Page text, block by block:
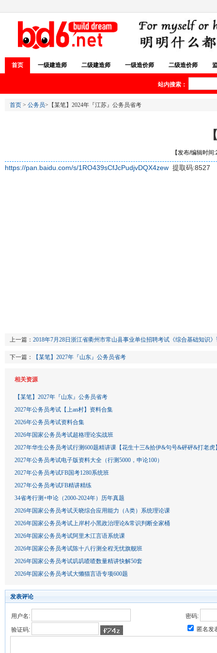
首页 一级建造师 二级建造师 一级造价师 二级造价师
站内搜索：
首页 > 公务员>【某笔】2024年『江苏』公务员省考
【发布/编辑时
https://pan.baidu.com/s/1RO439sCfJcPudjvDQX4zew 提取码:8527
上一篇： 2018年7月28日浙江省衢州市常山县事业单位招聘考试《综合基础知识
下一篇： 【某笔】2027年『山东』公务员省考
相关资源
【某笔】2027年『山东』公务员省考
2027年公务员考试【上an村】资料合集
2026年公务员考试资料合集
2026年国家公务员考试超格理论实战班
2027年华生公务员考试行测600题精讲课【花生十三&拾伊&句号&砰砰&打老虎
2027年公务员考试电子版资料大全（行测5000，申论100）
2027年公务员考试FB国考1280系统班
2027年公务员考试FB精讲精练
34省考行测+申论（2000-2024年）历年真题
2026年国家公务员考试天晓综合应用能力（A类）系统理论课
2026年国家公务员考试上岸村小黑政治理论&常识判断全家桶
2026年国家公务员考试阿里木江言语系统课
2026年国家公务员考试陈十八行测全程无忧旗舰班
2026年国家公务员考试叽叽喳喳数量精讲快解50套
2026年国家公务员考试大懒猫言语专项600题
发表评论
用户名:
密码:
验证码:
匿名发